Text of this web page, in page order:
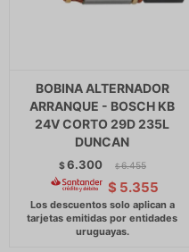
BOBINA ALTERNADOR
ARRANQUE - BOSCH KB
24V CORTO 29D 235L
DUNCAN
$6.300 $ 6.455
$ 5.355